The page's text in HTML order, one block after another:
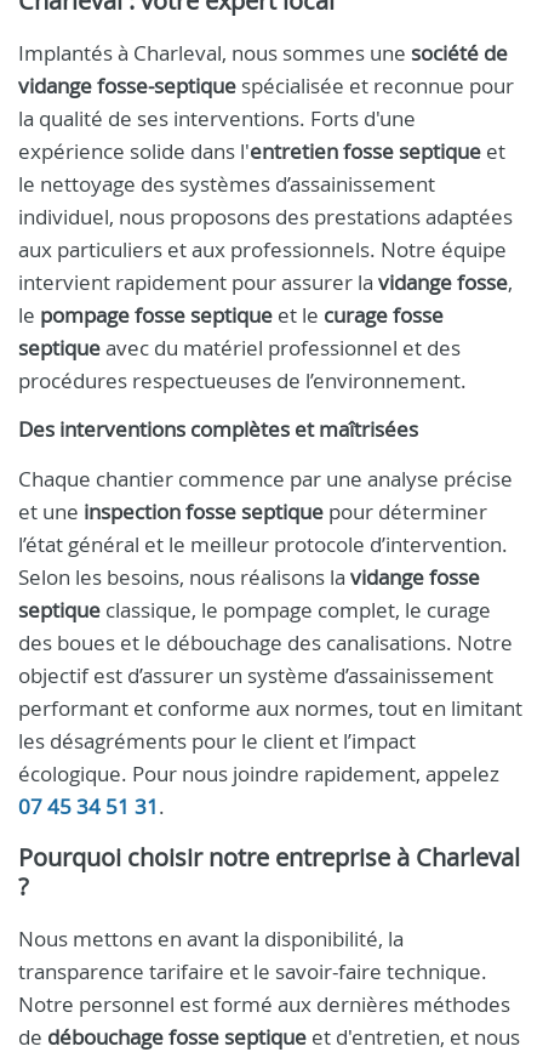
Implantés à Charleval, nous sommes une société de
vidange fosse-septique spécialisée et reconnue pour
la qualité de ses interventions. Forts d'une
expérience solide dans l'entretien fosse septique et
le nettoyage des systèmes d’assainissement
individuel, nous proposons des prestations adaptées
aux particuliers et aux professionnels. Notre équipe
intervient rapidement pour assurer la vidange fosse,
le pompage fosse septique et le curage fosse
septiqueavec du matériel professionnel et des
procédures respectueuses de l’environnement.
Des interventions complètes et maîtrisées
Chaque chantier commence par une analyse précise
et une inspection fosse septique pour déterminer
l’état général et le meilleur protocole d’intervention.
Selon les besoins, nous réalisons la vidange fosse
septique classique, le pompage complet, le curage
des boues et le débouchage des canalisations. Notre
objectif est d’assurer un système d’assainissement
performant et conforme aux normes, tout en limitant
les désagréments pour le client et l’impact
écologique. Pour nous joindre rapidement, appelez
07 45 34 51 31.
Pourquoi choisir notre entreprise à Charleval
?
Nous mettons en avant la disponibilité, la
transparence tarifaire et le savoir-faire technique.
Notre personnel est formé aux dernières méthodes
de débouchage fosse septique et d'entretien, et nous